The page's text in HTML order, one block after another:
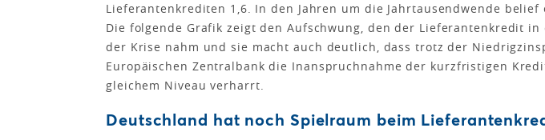
Lieferantenkrediten 1,6. In den Jahren um die Jahrtausendwende belief
Die folgende Grafik zeigt den Aufschwung, den der Lieferantenkredit in
der Krise nahm und sie macht auch deutlich, dass trotz der
Europäischen Zentralbank die Inanspruchnahme der kurzfristigen
gleichem Niveau verharrt.
Deutschland hat noch Spielraum beim